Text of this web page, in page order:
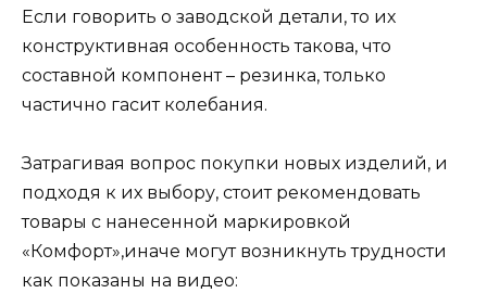
Если говорить о заводской детали, то их
конструктивная особенность такова, что
составной компонент – резинка, только
частично гасит колебания.
Затрагивая вопрос покупки новых изделий, и
подходя к их выбору, стоит рекомендовать
товары с нанесенной маркировкой
«Комфорт»,иначе могут возникнуть трудности
как показаны на видео: